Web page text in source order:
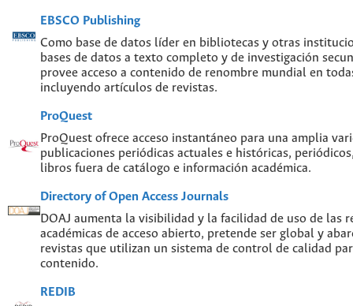
EBSCO Publishing
Como base de datos líder en bibliotecas y otras
bases de datos a texto completo y de investigación
provee acceso a contenido de renombre mundial en
incluyendo artículos de revistas.
ProQuest
ProQuest ofrece acceso instantáneo para una amplia
publicaciones periódicas actuales e históricas,
libros fuera de catálogo e información académica.
Directory of Open Access Journals
DOAJ aumenta la visibilidad y la facilidad de uso de las
académicas de acceso abierto, pretende ser global y
revistas que utilizan un sistema de control de calidad
contenido.
REDIB